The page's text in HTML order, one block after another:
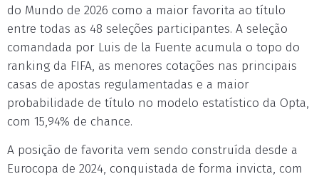
do Mundo de 2026 como a maior favorita ao título
entre todas as 48 seleções participantes. A seleção
comandada por Luis de la Fuente acumula o topo do
ranking da FIFA, as menores cotações nas principais
casas de apostas regulamentadas e a maior
probabilidade de título no modelo estatístico da Opta,
com 15,94% de chance.
A posição de favorita vem sendo construída desde a
Eurocopa de 2024, conquistada de forma invicta, com